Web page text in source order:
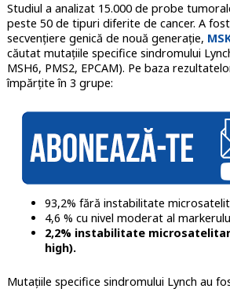
Studiul a analizat 15.000 de probe
peste 50 de tipuri diferite de cancer. A
secvențiere genică de nouă generație,
căutat mutațiile specifice sindromului
MSH6, PMS2, EPCAM). Pe baza
împărțite în 3 grupe:
93,2% fără instabilitate
4,6 % cu nivel moderat al
2,2% instabilitate
high).
Mutațiile specifice sindromului Lynch au